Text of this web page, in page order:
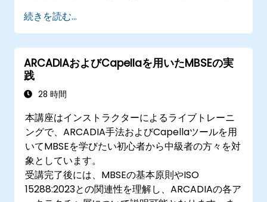
ンにおける役割理解です。
続きを読む...
ARCADIAおよびCapellaを用いたMBSEの実
践
28 時間
本講座はインストラクターによるライブトレーニ
ングで、ARCADIA手法およびCapellaツールを用
いてMBSEを学びたい初心者から中級者の方々を対
象としています。
受講完了後には、MBSEの基本原則やISO
15288:2023との関連性を理解し、ARCADIAの各ア